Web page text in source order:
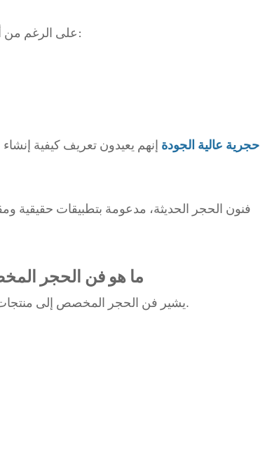
على الرغم من أن فن النحت اليدوي التقليدي فني، إلا أنه يواجه قيودًا واضحة:
ماكينات CNC حجرية عالية الجودة إنهم يعيدون تعريف كيفية
ما هو فن الحجر
يشير فن الحجر المخصص إلى منتجات حجرية غير قياسية، مصممة وفقًا لمتطلبات مشروع محددة.